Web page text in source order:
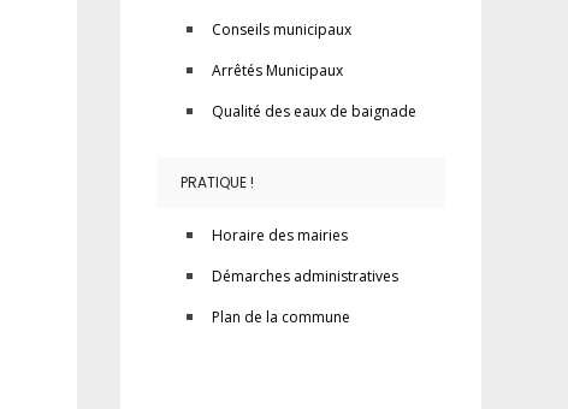
Conseils municipaux
Arrêtés Municipaux
Qualité des eaux de baignade
PRATIQUE !
Horaire des mairies
Démarches administratives
Plan de la commune